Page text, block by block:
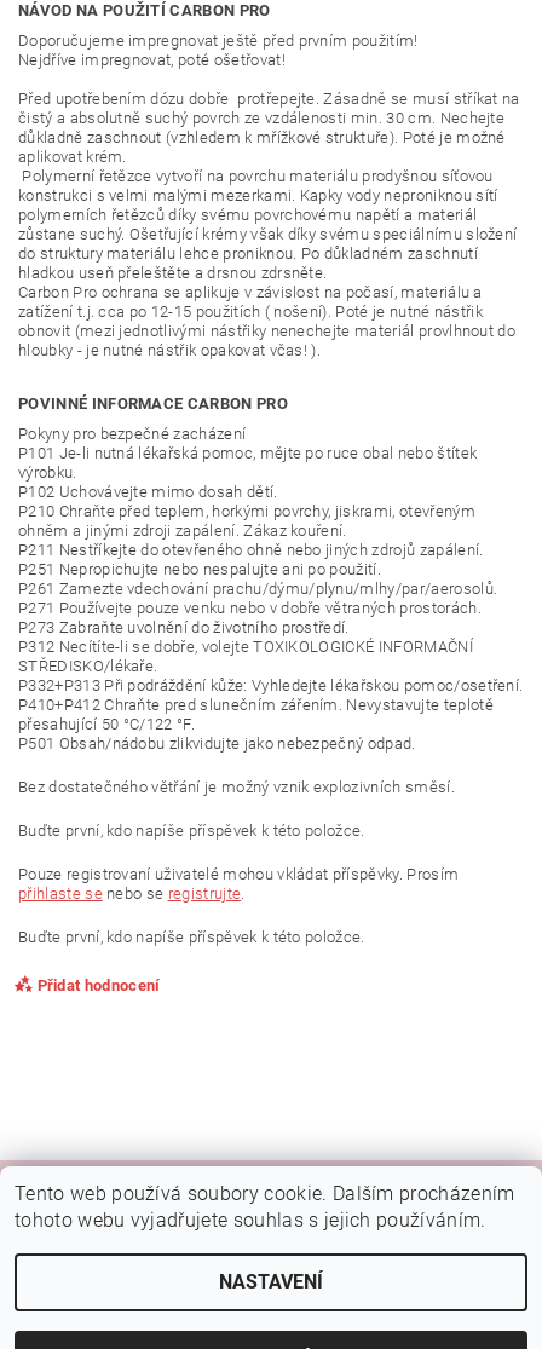
NÁVOD NA POUŽITÍ CARBON PRO
Doporučujeme impregnovat ještě před prvním použitím!
Nejdříve impregnovat, poté ošetřovat!
Před upotřebením dózu dobře protřepejte. Zásadně se musí stříkat na
čistý a absolutně suchý povrch ze vzdálenosti min. 30 cm. Nechejte
důkladně zaschnout (vzhledem k mřížkové struktuře). Poté je možné
aplikovat krém.
Polymerní řetězce vytvoří na povrchu materiálu prodyšnou síťovou
konstrukci s velmi malými mezerkami. Kapky vody neproniknou sítí
polymerních řetězců díky svému povrchovému napětí a materiál
zůstane suchý. Ošetřující krémy však díky svému speciálnímu složení
do struktury materiálu lehce proniknou. Po důkladném zaschnutí
hladkou useň přeleštěte a drsnou zdrsněte.
Carbon Pro ochrana se aplikuje v závislost na počasí, materiálu a
zatížení t.j. cca po 12-15 použitích ( nošení). Poté je nutné nástřik
obnovit (mezi jednotlivými nástřiky nenechejte materiál provlhnout do
hloubky - je nutné nástřik opakovat včas! ).
POVINNÉ INFORMACE CARBON PRO
Pokyny pro bezpečné zacházení
P101 Je-li nutná lékařská pomoc, mějte po ruce obal nebo štítek
výrobku.
P102 Uchovávejte mimo dosah dětí.
P210 Chraňte před teplem, horkými povrchy, jiskrami, otevřeným
ohněm a jinými zdroji zapálení. Zákaz kouření.
P211 Nestříkejte do otevřeného ohně nebo jiných zdrojů zapálení.
P251 Nepropichujte nebo nespalujte ani po použití.
P261 Zamezte vdechování prachu/dýmu/plynu/mlhy/par/aerosolů.
P271 Používejte pouze venku nebo v dobře větraných prostorách.
P273 Zabraňte uvolnění do životního prostředí.
P312 Necítíte-li se dobře, volejte TOXIKOLOGICKÉ INFORMAČNÍ
STŘEDISKO/lékaře.
P332+P313 Při podráždění kůže: Vyhledejte lékařskou pomoc/osetření.
P410+P412 Chraňte pred slunečním zářením. Nevystavujte teplotě
přesahující 50 °C/122 °F.
P501 Obsah/nádobu zlikvidujte jako nebezpečný odpad.
Bez dostatečného větřání je možný vznik explozivních směsí.
Buďte první, kdo napíše příspěvek k této položce.
Pouze registrovaní uživatelé mohou vkládat příspěvky. Prosím
přihlaste senebo se registrujte.
Buďte první, kdo napíše příspěvek k této položce.
Přidat hodnocení
Kamenná prodejna Brno | Rady a tipy | Google mapa | Fotky prodejny
Náš FB
2026 © Botýsek, všechna práva vyhrazena
Tento web používá soubory cookie. Dalším procházením
tohoto webu vyjadřujete souhlas s jejich používáním.
NASTAVENÍ